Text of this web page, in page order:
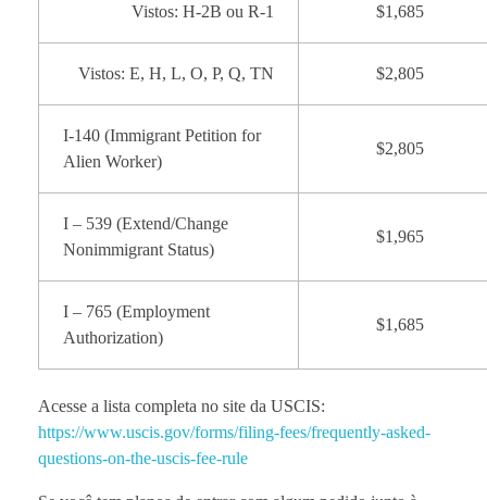
Vistos: H-2B ou R-1 $1,685
Vistos: E, H, L, O, P, Q, TN $2,805
I-140 (Immigrant Petition for
Alien Worker)
$2,805
I – 539 (Extend/Change
Nonimmigrant Status)
$1,965
I – 765 (Employment
Authorization)
$1,685
Acesse a lista completa no site da USCIS:
https://www.uscis.gov/forms/filing-fees/frequently-asked-
questions-on-the-uscis-fee-rule